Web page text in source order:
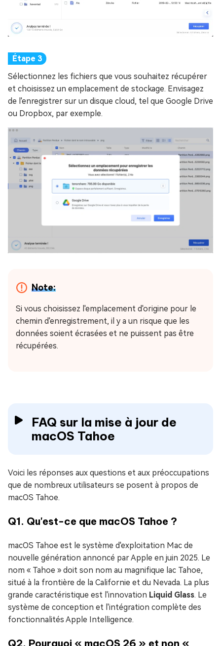
Sélectionnez les fichiers que vous souhaitez récupérer
et choisissez un emplacement de stockage. Envisagez
de l'enregistrer sur un disque cloud, tel que Google Drive
ou Dropbox, par exemple.
Note:
Si vous choisissez l'emplacement d'origine pour le
chemin d'enregistrement, il y a un risque que les
données soient écrasées et ne puissent pas être
récupérées.
FAQ sur la mise à jour de
macOS Tahoe
Voici les réponses aux questions et aux préoccupations
que de nombreux utilisateurs se posent à propos de
macOS Tahoe.
Q1. Qu'est-ce que macOS Tahoe ?
macOS Tahoe est le système d'exploitation Mac de
nouvelle génération annoncé par Apple en juin 2025. Le
nom « Tahoe » doit son nom au magnifique lac Tahoe,
situé à la frontière de la Californie et du Nevada. La plus
grande caractéristique est l'innovation Liquid Glass. Le
système de conception et l'intégration complète des
fonctionnalités Apple Intelligence.
Q2. Pourquoi « macOS 26 » et non «